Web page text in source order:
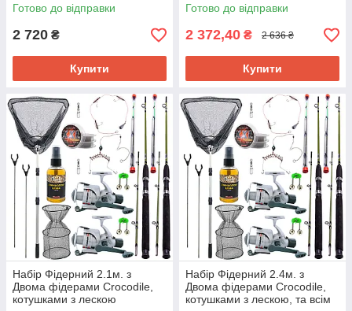
Готово до відправки
2 720 ₴
Купити
Готово до відправки
2 372,40 ₴ 2 636 ₴
Купити
Набір Фідерний 2.1м. з
Двома фідерами Crocodile,
котушками з лескою
Набір Фідерний 2.4м. з
Двома фідерами Crocodile,
котушками з лескою, та всім